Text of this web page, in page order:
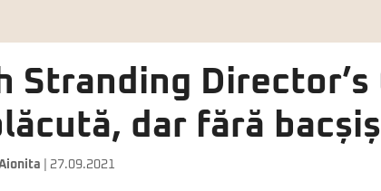
Stranding
dar fără bacșiș
| 27.09.2021